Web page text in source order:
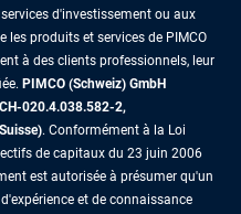
d'investissement ou aux
les produits et services de PIMCO
à des clients professionnels, leur
PIMCO (Schweiz) GmbH
020.4.038.582-2,
. Conformément à la Loi
de capitaux du 23 juin 2006
est autorisée à présumer qu'un
et de connaissance